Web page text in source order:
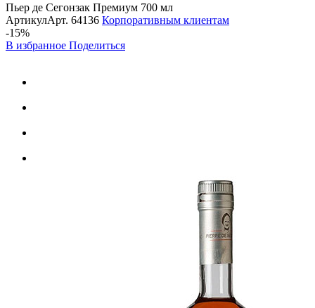
Пьер де Сегонзак Премиум 700 мл
АртикулАрт. 64136 Корпоративным клиентам
-15%
В избранное Поделиться